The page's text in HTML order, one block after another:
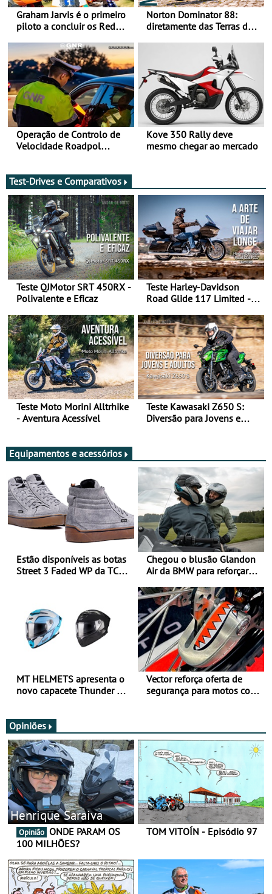
Graham Jarvis é o primeiro
piloto a concluir os Red
moto elétrica
Norton Dominator 88:
diretamente das Terras de
Operação de Controlo de
Velocidade Roadpol
Kove 350 Rally deve
mesmo chegar ao mercado
Test-Drives e Comparativos
Teste QJMotor SRT 450RX -
Polivalente e Eficaz
Teste Harley-Davidson
Road Glide 117 Limited - A
Teste Moto Morini Alltrhike
- Aventura Acessível
Teste Kawasaki Z650 S:
Diversão para Jovens e
Equipamentos e acessórios
Estão disponíveis as botas
Street 3 Faded WP da TCX
Chegou o blusão Glandon
Air da BMW para reforçar
verão
MT HELMETS apresenta o
novo capacete Thunder 4 R
Vector reforça oferta de
segurança para motos com
Opiniões
Henrique Saraiva
Opinião
100 MILHÕES?
TOM VITOÍN - Episódio 97